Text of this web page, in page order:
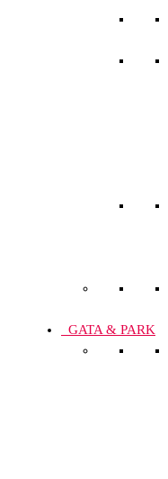
GATA & PARK